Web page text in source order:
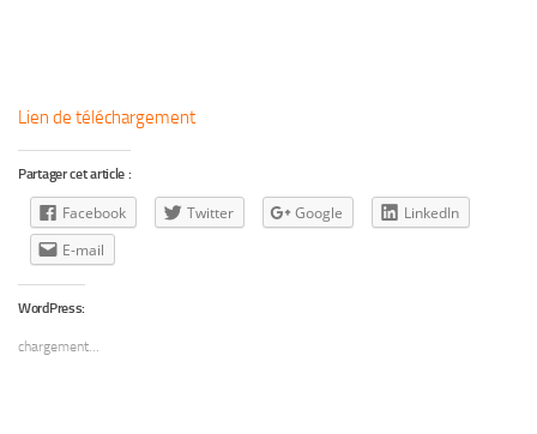
Lien de téléchargement
Partager cet article :
Facebook Twitter Google
LinkedIn
E-mail
WordPress:
chargement…